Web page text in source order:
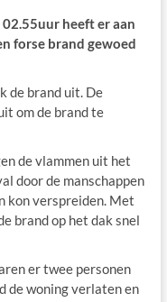
heeft er aan
forse brand gewoed
de brand uit. De
om de brand te
de vlammen uit het
door de manschappen
kon verspreiden. Met
brand op het dak snel
er twee personen
de woning verlaten en